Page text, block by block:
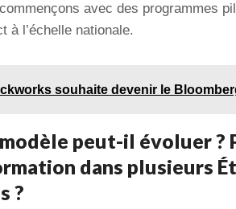
avec des programmes
à l’échelle nationale.
souhaite devenir le
peut-il évoluer
dans plusieurs
?